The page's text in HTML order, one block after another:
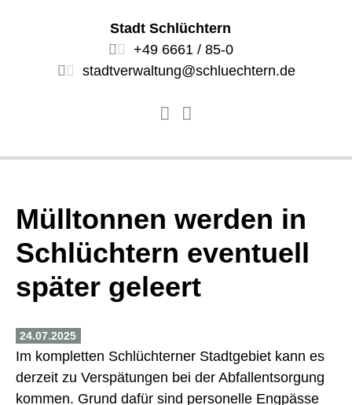
Stadt Schlüchtern
+49 6661 / 85-0
stadtverwaltung@schluechtern.de
Mülltonnen werden in
Schlüchtern eventuell
später geleert
24.07.2025
Im kompletten Schlüchterner Stadtgebiet kann es
derzeit zu Verspätungen bei der Abfallentsorgung
kommen. Grund dafür sind personelle Engpässe